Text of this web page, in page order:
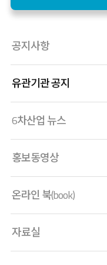
공지사항
유관기관 공지
6차산업 뉴스
홍보동영상
온라인 북(book)
자료실